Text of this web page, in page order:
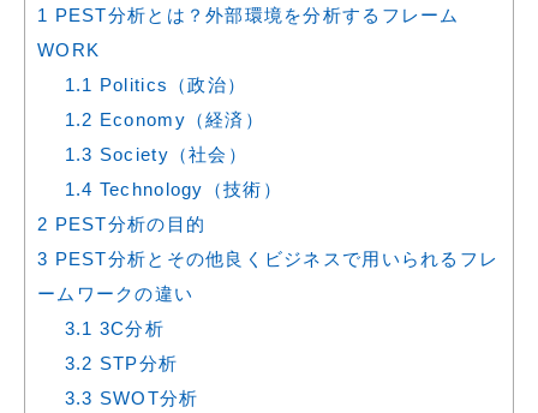
1 PEST分析とは？外部環境を分析するフレーム
WORK
1.1 Politics（政治）
1.2 Economy（経済）
1.3 Society（社会）
1.4 Technology（技術）
2 PEST分析の目的
3 PEST分析とその他良くビジネスで用いられるフレ
ームワークの違い
3.1 3C分析
3.2 STP分析
3.3 SWOT分析